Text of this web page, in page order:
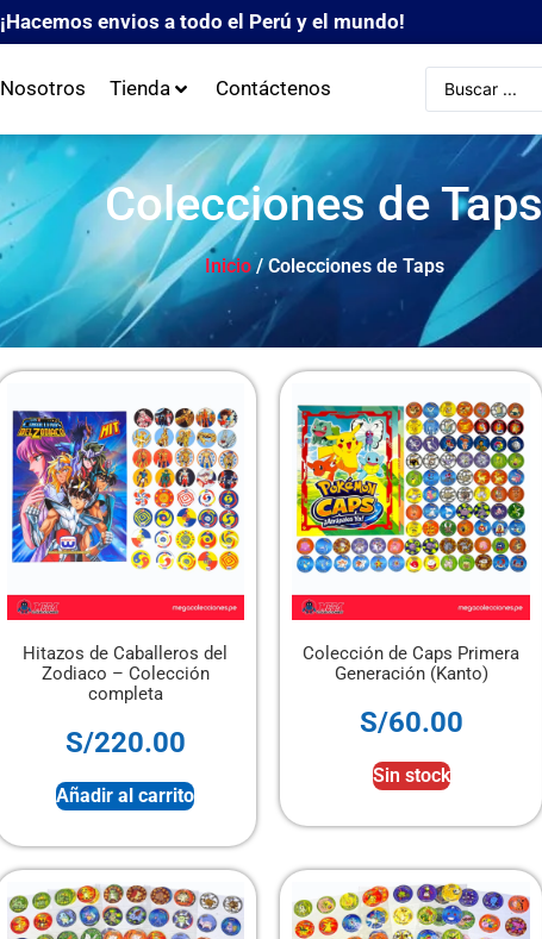
¡Hacemos envios a todo el Perú y el mundo!
Nosotros Tienda Contáctenos
Colecciones de Taps
Inicio/ Colecciones de Taps
Hitazos de Caballeros del
Zodiaco – Colección
completa
S/220.00
Añadir al carrito
Colección de Caps Primera
Generación (Kanto)
S/60.00
Sin stock